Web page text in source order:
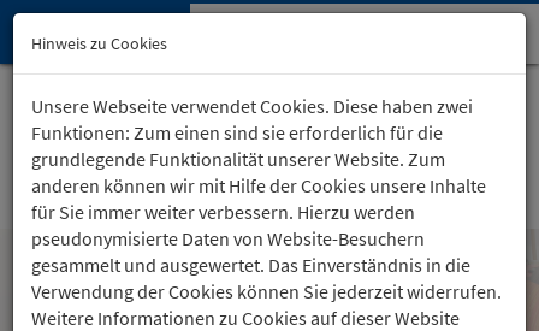
Hypnose-Institut
(0221) 36 757 24
Hypnose als spirituelles Verfahren zur
Heilung?
Hinweis zu Cookies
Unsere Webseite verwendet Cookies. Diese haben zwei
Funktionen: Zum einen sind sie erforderlich für die
grundlegende Funktionalität unserer Website. Zum
anderen können wir mit Hilfe der Cookies unsere Inhalte
für Sie immer weiter verbessern. Hierzu werden
pseudonymisierte Daten von Website-Besuchern
gesammelt und ausgewertet. Das Einverständnis in die
Verwendung der Cookies können Sie jederzeit widerrufen.
Weitere Informationen zu Cookies auf dieser Website